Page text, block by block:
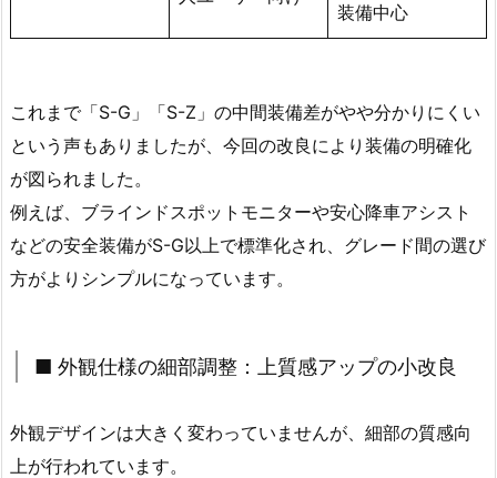
装備中心
これまで「S-G」「S-Z」の中間装備差がやや分かりにくい
という声もありましたが、今回の改良により装備の明確化
が図られました。
例えば、ブラインドスポットモニターや安心降車アシスト
などの安全装備がS-G以上で標準化され、グレード間の選び
方がよりシンプルになっています。
■ 外観仕様の細部調整：上質感アップの小改良
外観デザインは大きく変わっていませんが、細部の質感向
上が行われています。